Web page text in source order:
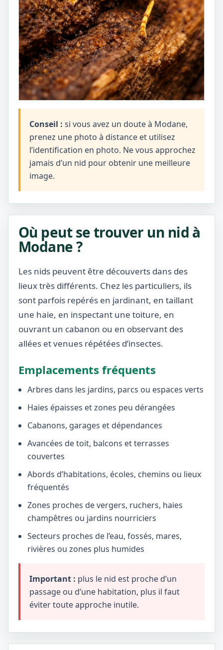
Conseil : si vous avez un doute à Modane,
prenez une photo à distance et utilisez
l’identification en photo. Ne vous approchez
jamais d’un nid pour obtenir une meilleure
image.
Où peut se trouver un nid à
Modane ?
Les nids peuvent être découverts dans des
lieux très différents. Chez les particuliers, ils
sont parfois repérés en jardinant, en taillant
une haie, en inspectant une toiture, en
ouvrant un cabanon ou en observant des
allées et venues répétées d’insectes.
Emplacements fréquents
Arbres dans les jardins, parcs ou espaces verts
Haies épaisses et zones peu dérangées
Cabanons, garages et dépendances
Avancées de toit, balcons et terrasses
couvertes
Abords d’habitations, écoles, chemins ou lieux
fréquentés
Zones proches de vergers, ruchers, haies
champêtres ou jardins nourriciers
Secteurs proches de l’eau, fossés, mares,
rivières ou zones plus humides
Important : plus le nid est proche d’un
passage ou d’une habitation, plus il faut
éviter toute approche inutile.